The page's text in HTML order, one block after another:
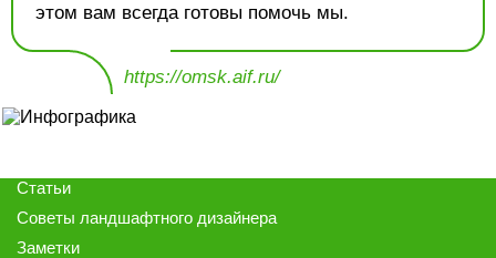
этом вам всегда готовы помочь мы.
https://omsk.aif.ru/
Статьи
Советы ландшафтного дизайнера
Заметки